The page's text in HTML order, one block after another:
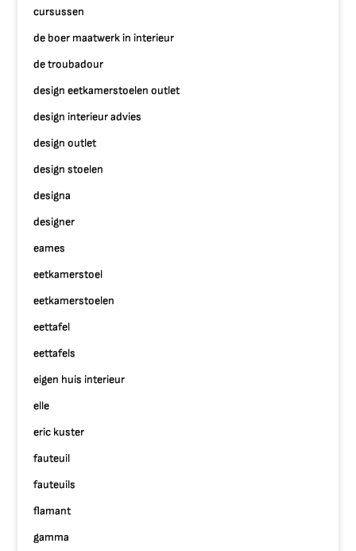
cursussen
de boer maatwerk in interieur
de troubadour
design eetkamerstoelen outlet
design interieur advies
design outlet
design stoelen
designa
designer
eames
eetkamerstoel
eetkamerstoelen
eettafel
eettafels
eigen huis interieur
elle
eric kuster
fauteuil
fauteuils
flamant
gamma